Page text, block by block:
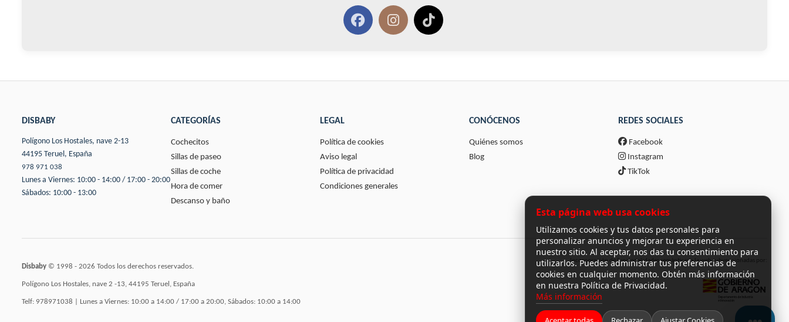
DISBABY
Polígono Los Hostales, nave 2-13
44195 Teruel, España
978 971 038
Lunes a Viernes: 10:00 - 14:00 / 17:00 - 20:00
Sábados: 10:00 - 13:00
CATEGORÍAS
Cochecitos
Sillas de paseo
Sillas de coche
Hora de comer
Descanso y baño
LEGAL
Política de cookies
Aviso legal
Política de privacidad
Condiciones generales
CONÓCENOS
Quiénes somos
Blog
REDES SOCIALES
Facebook
Instagram
TikTok
Disbaby © 1998 - 2026 Todos los derechos reservados.
Polígono Los Hostales, nave 2 -13, 44195 Teruel, España
Telf: 978971038 | Lunes a Viernes: 10:00 a 14:00 / 17:00 a 20:00, Sábados: 10:00 a 14:00
Incorporación de funcionalidades semánticas a la web subvencionadas por:
Esta página web usa cookies
Utilizamos cookies y tus datos personales para
personalizar anuncios y mejorar tu experiencia en
nuestro sitio. Al aceptar, nos das tu consentimiento para
utilizarlos. Puedes administrar tus preferencias de
cookies en cualquier momento. Obtén más información
en nuestra Política de Privacidad.
Más información